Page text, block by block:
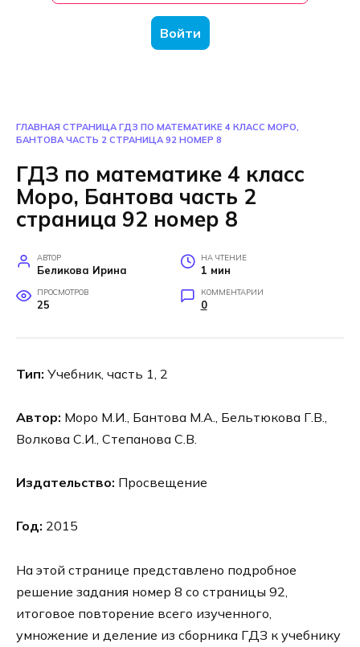
Войти
ГЛАВНАЯ СТРАНИЦА ГДЗ ПО МАТЕМАТИКЕ 4 КЛАСС МОРО,
БАНТОВА ЧАСТЬ 2 СТРАНИЦА 92 НОМЕР 8
ГДЗ по математике 4 класс
Моро, Бантова часть 2
страница 92 номер 8
АВТОР
Беликова Ирина
НА ЧТЕНИЕ
1 мин
ПРОСМОТРОВ
25
КОММЕНТАРИИ
0
Тип: Учебник, часть 1, 2
Автор: Моро М.И., Бантова М.А., Бельтюкова Г.В.,
Волкова С.И., Степанова С.В.
Издательство: Просвещение
Год: 2015
На этой странице представлено подробное
решение задания номер 8 со страницы 92,
итоговое повторение всего изученного,
умножение и деление из сборника ГДЗ к учебнику